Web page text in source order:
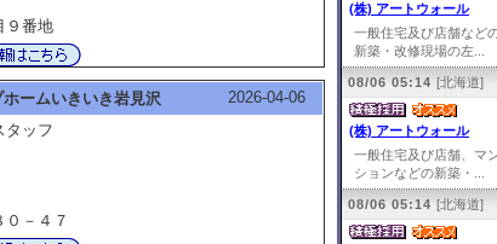
９番地
ームいきいき岩見沢
2026-04-06
タッフ
－４７
(株) アートウォール
一般住宅及び店舗など
新築・改修現場の左...
08/06 05:14 [北海道]
(株) アートウォール
一般住宅及び店舗、マ
ションなどの新築・...
08/06 05:14 [北海道]